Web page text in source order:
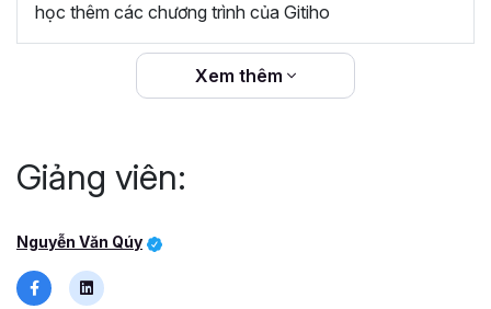
“Giảng viên đồng hành cùng học viên trong suốt
quá trình học và sau khi kết thúc khóa học.
Gitiho cam kết hoàn trả 100% học phí nếu học
viên không hài lòng.”
học thêm các chương trình của Gitiho
Xem thêm
Giảng viên:
Nguyễn Văn Qúy